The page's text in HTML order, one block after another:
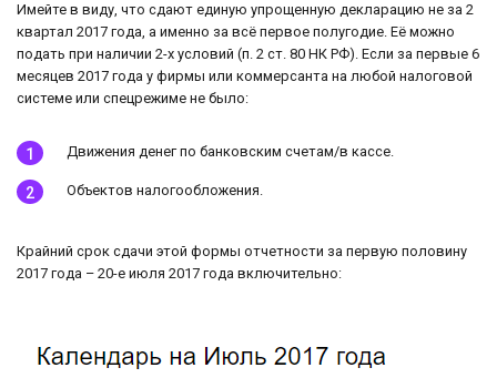
Имейте в виду, что сдают единую упрощенную декларацию не за 2
квартал 2017 года, а именно за всё первое полугодие. Её можно
подать при наличии 2-х условий (п. 2 ст. 80 НК РФ). Если за первые 6
месяцев 2017 года у фирмы или коммерсанта на любой налоговой
системе или спецрежиме не было:
Движения денег по банковским счетам/в кассе.
Объектов налогообложения.
Крайний срок сдачи этой формы отчетности за первую половину
2017 года – 20-е июля 2017 года включительно: